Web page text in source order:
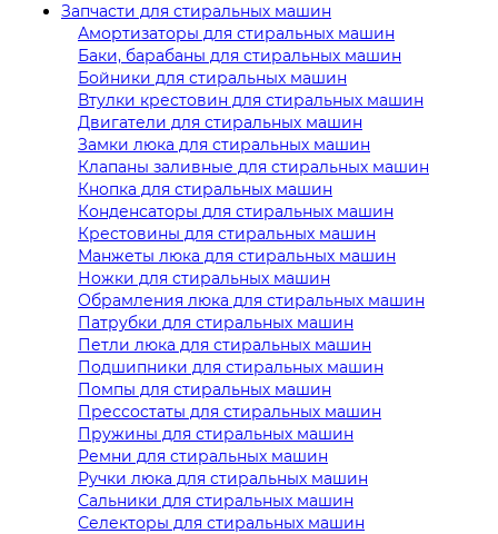
Запчасти для стиральных машин
Амортизаторы для стиральных машин
Баки, барабаны для стиральных машин
Бойники для стиральных машин
Втулки крестовин для стиральных машин
Двигатели для стиральных машин
Замки люка для стиральных машин
Клапаны заливные для стиральных машин
Кнопка для стиральных машин
Конденсаторы для стиральных машин
Крестовины для стиральных машин
Манжеты люка для стиральных машин
Ножки для стиральных машин
Обрамления люка для стиральных машин
Патрубки для стиральных машин
Петли люка для стиральных машин
Подшипники для стиральных машин
Помпы для стиральных машин
Прессостаты для стиральных машин
Пружины для стиральных машин
Ремни для стиральных машин
Ручки люка для стиральных машин
Сальники для стиральных машин
Селекторы для стиральных машин